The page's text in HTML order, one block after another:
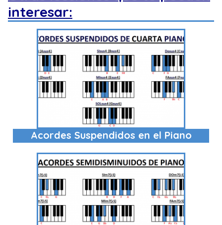
interesar:
Acordes Suspendidos en el Piano